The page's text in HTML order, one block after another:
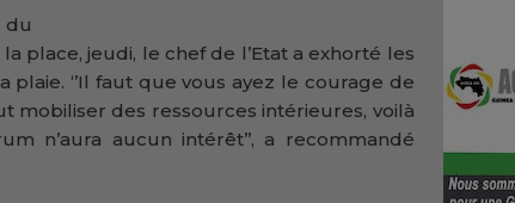
du
place, jeudi, le chef de l’Etat a exhorté les
‘’Il faut que vous ayez le courage de
mobiliser des ressources intérieures, voilà
n’aura aucun intérêt’’, a recommandé